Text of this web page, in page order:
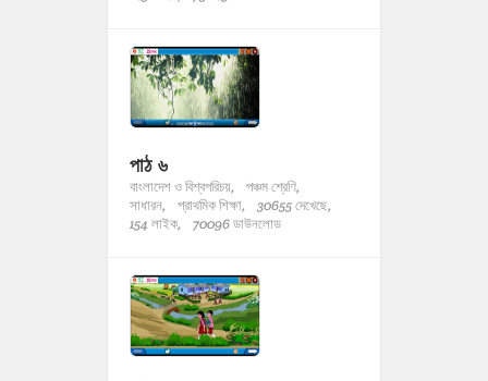
পাঠ ৬
বাংলাদেশ ও বিশ্বপরিচয়,
পঞ্চম শ্রেণি,
সাধারন,
প্রাথমিক শিক্ষা,
30655 দেখেছে,
154 লাইক,
70096 ডাউনলোড